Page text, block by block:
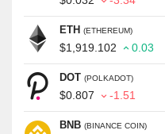
ETH (ETHEREUM)
$1,919.102 0.03
DOT (POLKADOT)
$0.807 -1.51
BNB (BINANCE COIN)